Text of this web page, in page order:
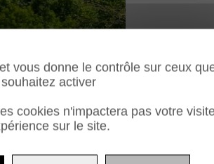
Spectacle Théâtral
vous donne le contrôle sur ceux
souhaitez activer
cookies n'impactera pas votre
sur le site.